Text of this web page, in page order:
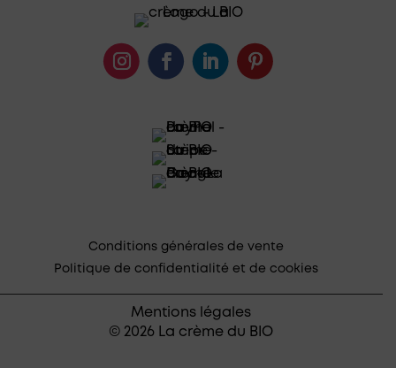
Conditions générales de vente
Politique de confidentialité et de cookies
Mentions légales
© 2026 La crème du BIO